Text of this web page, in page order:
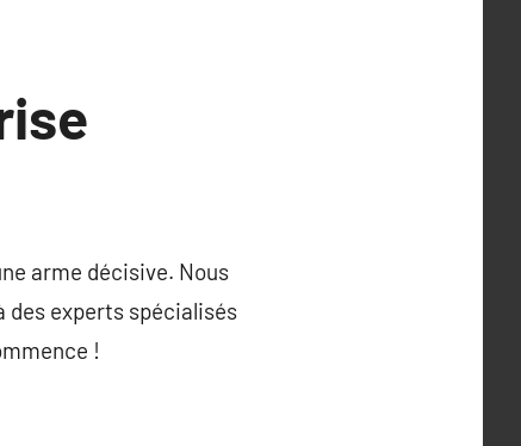
arme décisive. Nous
des experts spécialisés
!